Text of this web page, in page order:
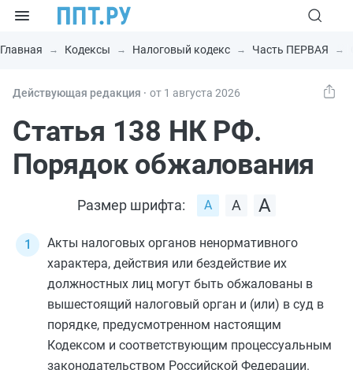
Главная Кодексы Налоговый кодекс Часть ПЕРВАЯ
Действующая редакция ⸱ от 1 августа 2026
Статья 138 НК РФ.
Порядок обжалования
Размер шрифта:
Акты налоговых органов ненормативного
характера, действия или бездействие их
должностных лиц могут быть обжалованы в
вышестоящий налоговый орган и (или) в суд в
порядке, предусмотренном настоящим
Кодексом и соответствующим процессуальным
законодательством Российской Федерации.